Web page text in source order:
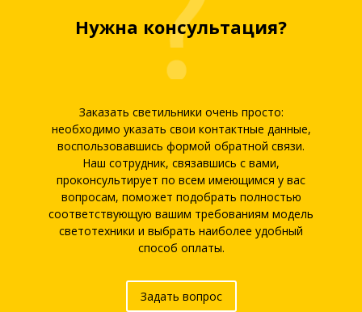
Нужна консультация?
Заказать светильники очень просто:
необходимо указать свои контактные данные,
воспользовавшись формой обратной связи.
Наш сотрудник, связавшись с вами,
проконсультирует по всем имеющимся у вас
вопросам, поможет подобрать полностью
соответствующую вашим требованиям модель
светотехники и выбрать наиболее удобный
способ оплаты.
Задать вопрос